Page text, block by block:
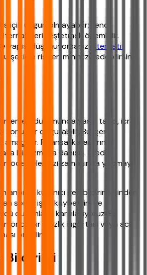
için uygun olmayabilir; kendi
keşfetmek önemlidir.
yapısı düşünüyorsanız
alternatif
şekilde riskleri minimize edebilirsiniz.
durumunda yasal takip, icra
sonuçlar doğurabilir. Bu içerik
Finansal kararlarınızı
bir uzmana danışın. Kredi
ödemelerinizi zamanında yapmayı
anonim kullanıcı geri bildirimlerinden
sonra işimi kaybettim ve
durumlarla karşılaşıyoruz. Bu
önce bir işsizlik sigortası veya acil
önerilir.
Bildirimi